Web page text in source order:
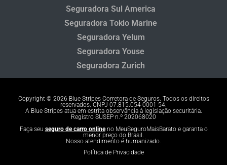
Seguradora Sul America
Seguradora Tokio Marine
Seguradora Yelum
Seguradora Youse
Seguradora Zurich
Copyright © 2026 Blue Stripes Corretora de Seguros. Todos os direitos
reservados. CNPJ 07.815.054-0001-54.
A Blue Stripes atua em estrita observância à legislação securitária.
Registro SUSEP n.º 202068020
Faça seu seguro de carro onlineno MeuSeguroMaisBarato e garanta o
menor preço do Brasil.
Nosso atendimento é humanizado.
Política de Privacidade